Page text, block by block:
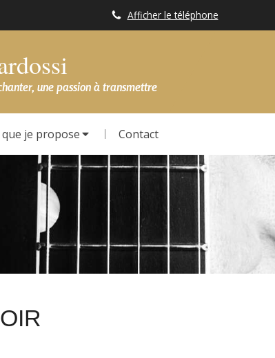
Afficher le téléphone
une passion à transmettre
que je propose Contact